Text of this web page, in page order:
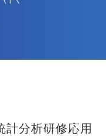
計分析研修応用